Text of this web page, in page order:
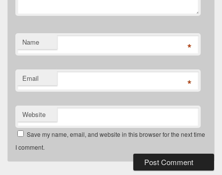
Name *
Email *
Website
Save my name, email, and website in this browser for the next time
I comment.